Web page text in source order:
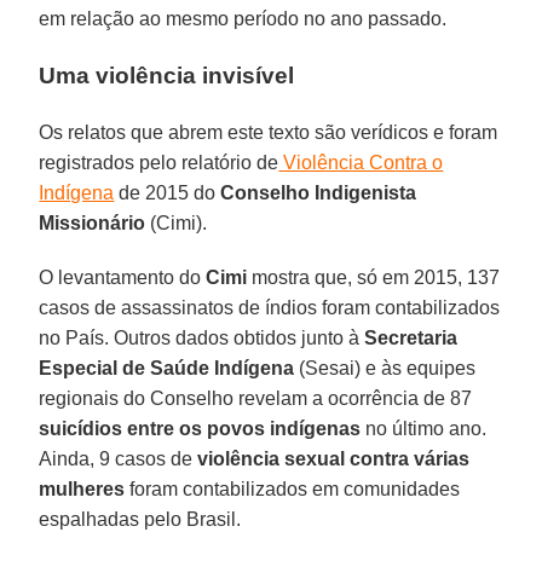
em relação ao mesmo período no ano passado.
Uma violência invisível
Os relatos que abrem este texto são verídicos e foram
registrados pelo relatório de Violência Contra o
Indígena de 2015 doConselho Indigenista
Missionário (Cimi).
O levantamento doCimi mostra que, só em 2015, 137
casos de assassinatos de índios foram contabilizados
no País. Outros dados obtidos junto àSecretaria
Especial de Saúde Indígena (Sesai) e às equipes
regionais do Conselho revelam a ocorrência de 87
suicídios entre os povos indígenas no último ano.
Ainda, 9 casos de violência sexual contra várias
mulheres foram contabilizados em comunidades
espalhadas pelo Brasil.